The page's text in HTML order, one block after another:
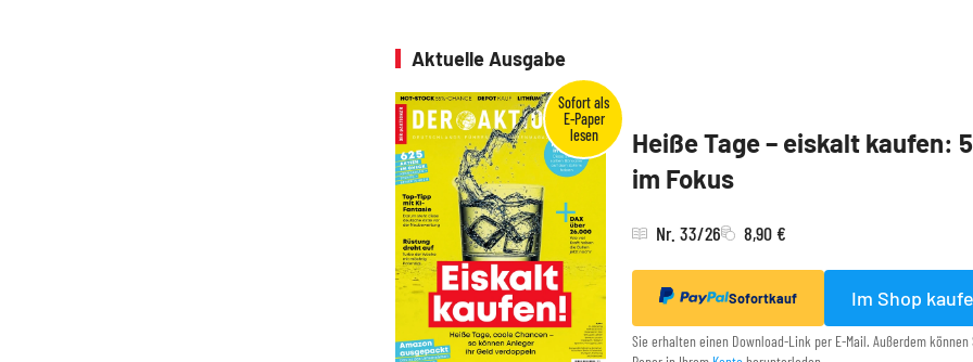
Aktuelle Ausgabe
Heiße Tage – eiskalt kaufen:
im Fokus
Nr. 33/26 8,90 €
Sofortkauf Im Shop
Sie erhalten einen Download-Link per E-Mail. Außerdem